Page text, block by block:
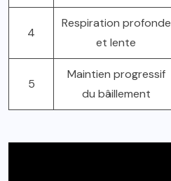
4
Respiration profonde
et lente
5
Maintien progressif
du bâillement